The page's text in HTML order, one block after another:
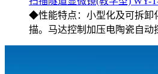
◆性能特点：小型化及可拆卸
描。马达控制加压电陶瓷自